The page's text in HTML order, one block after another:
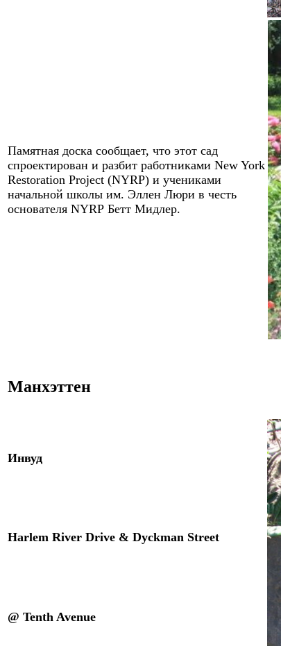
Памятная доска сообщает, что этот сад
спроектирован и разбит работниками New York
Restoration Project (NYRP) и учениками
начальной школы им. Эллен Люри в честь
основателя NYRP Бетт Мидлер.
Манхэттен
Инвуд
Harlem River Drive & Dyckman Street
@ Tenth Avenue